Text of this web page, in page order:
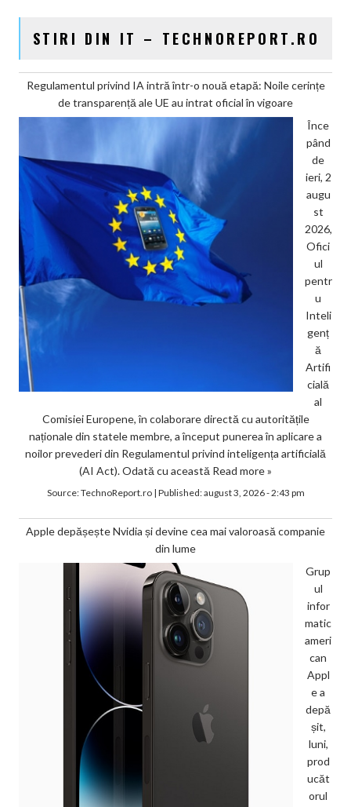
STIRI DIN IT – TECHNOREPORT.RO
Regulamentul privind IA intră într-o nouă etapă: Noile cerințe
de transparență ale UE au intrat oficial în vigoare
Înce
pând
de
ieri, 2
augu
st
2026,
Ofici
ul
pentr
u
Inteli
genț
ă
Artifi
cială
al
Comisiei Europene, în colaborare directă cu autoritățile
naționale din statele membre, a început punerea în aplicare a
noilor prevederi din Regulamentul privind inteligența artificială
(AI Act). Odată cu această Read more »
Source:TechnoReport.ro| Published:august 3, 2026 - 2:43 pm
Apple depășește Nvidia și devine cea mai valoroasă companie
din lume
Grup
ul
infor
matic
ameri
can
Appl
e a
depă
șit,
luni,
prod
ucăt
orul